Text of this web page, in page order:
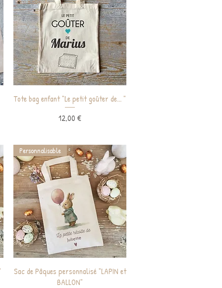
Aperçu rapide
Tote bag enfant "Le petit goûter de... "
Prix
12,00 €
Aperçu rapide
Personnalisable
Sac de Pâques personnalisé "LAPIN et
BALLON"